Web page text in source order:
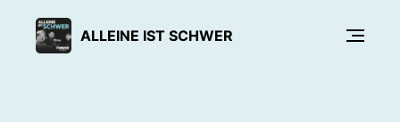
ALLEINE IST SCHWER